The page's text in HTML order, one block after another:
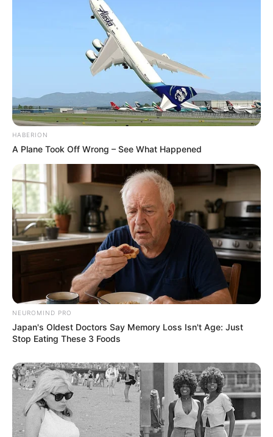
HABERION
A Plane Took Off Wrong – See What Happened
NEUROMIND PRO
Japan's Oldest Doctors Say Memory Loss Isn't Age: Just
Stop Eating These 3 Foods